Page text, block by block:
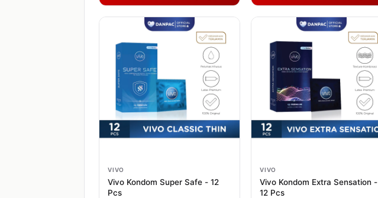
VIVO
Vivo Kondom Super Safe - 12
Pcs
VIVO
Vivo Kondom Extra Sensation -
12 Pcs